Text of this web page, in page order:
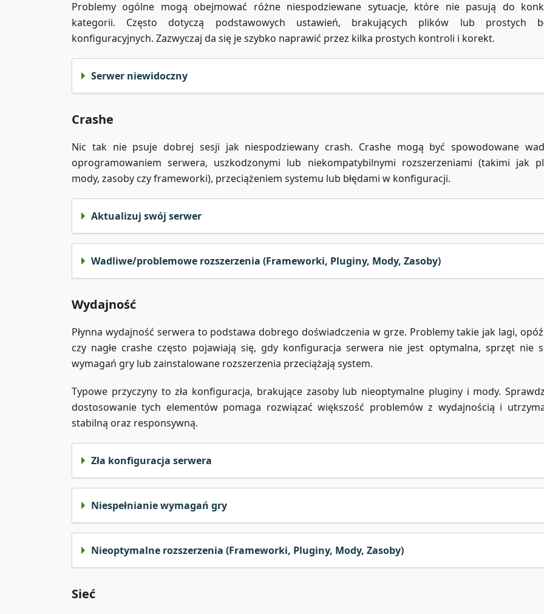
Problemy ogólne mogą obejmować różne niespodziewane sytuacje, które nie pasują do
kategorii. Często dotyczą podstawowych ustawień, brakujących plików lub prostych
konfiguracyjnych. Zazwyczaj da się je szybko naprawić przez kilka prostych kontroli i korekt.
Serwer niewidoczny
Crashe
Nic tak nie psuje dobrej sesji jak niespodziewany crash. Crashe mogą być spowodowane
oprogramowaniem serwera, uszkodzonymi lub niekompatybilnymi rozszerzeniami (takimi jak
mody, zasoby czy frameworki), przeciążeniem systemu lub błędami w konfiguracji.
Aktualizuj swój serwer
Wadliwe/problemowe rozszerzenia (Frameworki, Pluginy, Mody, Zasoby)
Wydajność
Płynna wydajność serwera to podstawa dobrego doświadczenia w grze. Problemy takie jak lagi,
czy nagłe crashe często pojawiają się, gdy konfiguracja serwera nie jest optymalna, sprzęt nie
wymagań gry lub zainstalowane rozszerzenia przeciążają system.
Typowe przyczyny to zła konfiguracja, brakujące zasoby lub nieoptymalne pluginy i mody.
dostosowanie tych elementów pomaga rozwiązać większość problemów z wydajnością i
stabilną oraz responsywną.
Zła konfiguracja serwera
Niespełnianie wymagań gry
Nieoptymalne rozszerzenia (Frameworki, Pluginy, Mody, Zasoby)
Sieć